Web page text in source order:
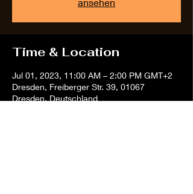
Time & Location
Jul 01, 2023, 11:00 AM – 2:00 PM GMT+2
Dresden, Freiberger Str. 39, 01067
Dresden, Deutschland